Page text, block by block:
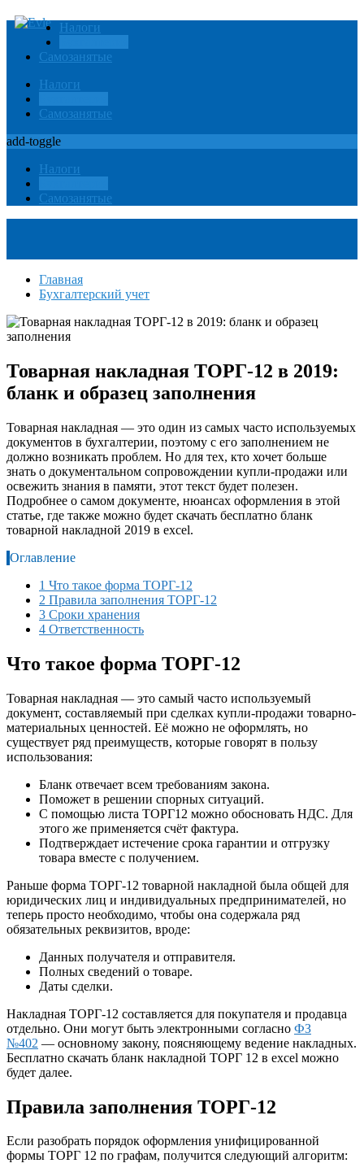
Налоги
Самозанятые
Налоги
Самозанятые
add-toggle
Налоги
Самозанятые
Главная
Бухгалтерский учет
Товарная накладная ТОРГ-12 в 2019:
бланк и образец заполнения
Товарная накладная — это один из самых часто используемых
документов в бухгалтерии, поэтому с его заполнением не
должно возникать проблем. Но для тех, кто хочет больше
знать о документальном сопровождении купли-продажи или
освежить знания в памяти, этот текст будет полезен.
Подробнее о самом документе, нюансах оформления в этой
статье, где также можно будет скачать бесплатно бланк
товарной накладной 2019 в excel.
Оглавление
1 Что такое форма ТОРГ-12
2 Правила заполнения ТОРГ-12
3 Сроки хранения
4 Ответственность
Что такое форма ТОРГ-12
Товарная накладная — это самый часто используемый
документ, составляемый при сделках купли-продажи товарно-
материальных ценностей. Её можно не оформлять, но
существует ряд преимуществ, которые говорят в пользу
использования:
Бланк отвечает всем требованиям закона.
Поможет в решении спорных ситуаций.
С помощью листа ТОРГ12 можно обосновать НДС. Для
этого же применяется счёт фактура.
Подтверждает истечение срока гарантии и отгрузку
товара вместе с получением.
Раньше форма ТОРГ-12 товарной накладной была общей для
юридических лиц и индивидуальных предпринимателей, но
теперь просто необходимо, чтобы она содержала ряд
обязательных реквизитов, вроде:
Данных получателя и отправителя.
Полных сведений о товаре.
Даты сделки.
Накладная ТОРГ-12 составляется для покупателя и продавца
отдельно. Они могут быть электронными согласно ФЗ
№402 — основному закону, поясняющему ведение накладных.
Бесплатно скачать бланк накладной ТОРГ 12 в excel можно
будет далее.
Правила заполнения ТОРГ-12
Если разобрать порядок оформления унифицированной
формы ТОРГ 12 по графам, получится следующий алгоритм: